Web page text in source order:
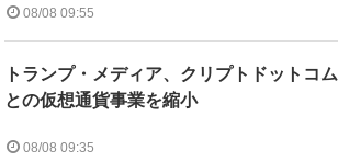
08/08 09:55
トランプ・メディア、クリプトドットコム
との仮想通貨事業を縮小
08/08 09:35